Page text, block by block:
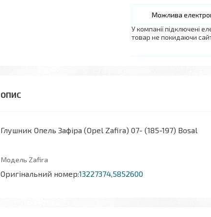
У компанії підключені
товар не покидаючи
Глушник Опель Зафіра (Opel Zafira) 07- (185-197) Bosal
Модель Zafira
Оригінальний номер:13227374,5852600